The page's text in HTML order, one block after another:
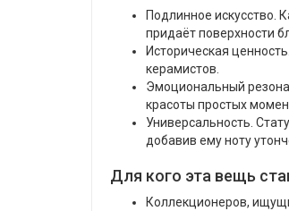
Подлинное искусство.
придаёт поверхности
Историческая
керамистов.
Эмоциональный
красоты простых
Универсальность.
добавив ему ноту
Для кого эта вещь
Коллекционеров,